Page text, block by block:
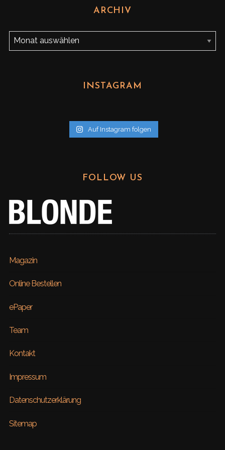
ARCHIV
A
r
INSTAGRAM
Auf Instagram folgen
FOLLOW US
Magazin
Online Bestellen
ePaper
Team
Kontakt
Impressum
Datenschutzerklärung
Sitemap